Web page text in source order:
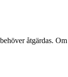
åtgärdas.